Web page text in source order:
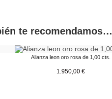
te recomendamos…
Alianza leon oro rosa de 1,00 cts.
1.950,00€